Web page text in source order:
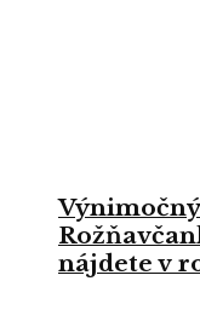
nájdete v